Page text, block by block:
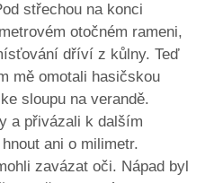
střechou na konci
otočném rameni,
dříví z kůlny. Teď
mě omotali hasičskou
sloupu na verandě.
a přivázali k dalším
ani o milimetr.
zavázat oči. Nápad byl